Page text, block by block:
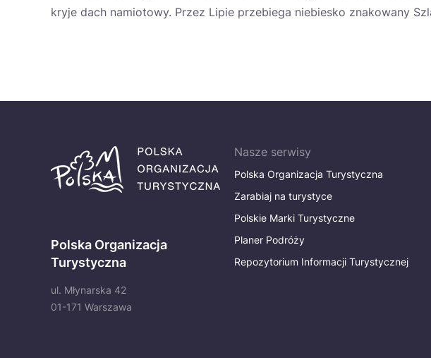
kryje dach namiotowy. Przez Lipie przebiega niebiesko znakowany
Polska Organizacja
Turystyczna
ul. Młynarska 42
01-171 Warszawa
Nasze serwisy
Polska Organizacja Turystyczna
Zarabiaj na turystyce
Polskie Marki Turystyczne
Planer Podróży
Repozytorium Informacji Turystycznej